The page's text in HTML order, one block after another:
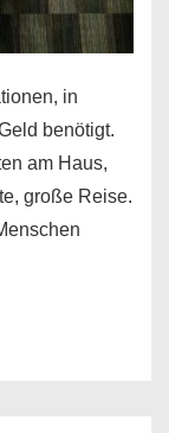
in
benötigt.
am Haus,
große Reise.